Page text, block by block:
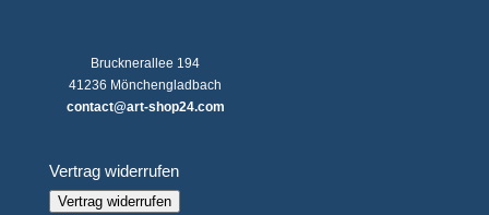
Brucknerallee 194
41236 Mönchengladbach
contact@art-shop24.com
Vertrag widerrufen
Vertrag widerrufen